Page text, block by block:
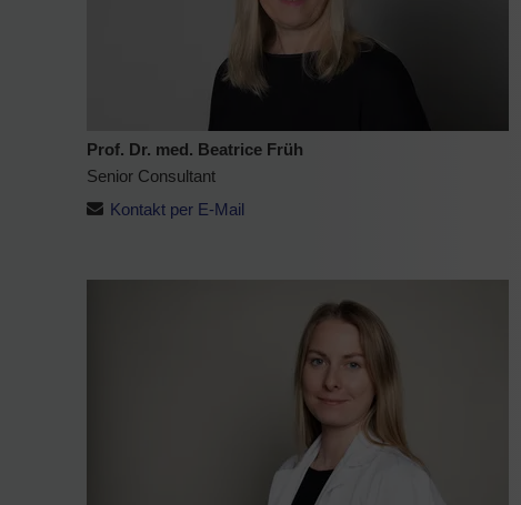
Prof. Dr. med. Beatrice Früh
Senior Consultant
Kontakt per E-Mail